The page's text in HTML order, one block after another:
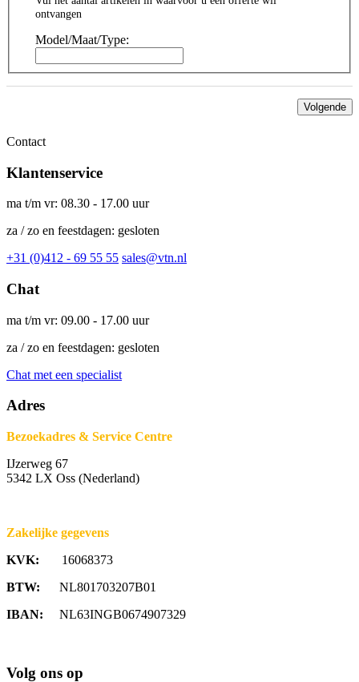
ontvangen
Model/Maat/Type:
Volgende
Contact
Klantenservice
ma t/m vr: 08.30 - 17.00 uur
za / zo en feestdagen: gesloten
+31 (0)412 - 69 55 55 sales@vtn.nl
Chat
ma t/m vr: 09.00 - 17.00 uur
za / zo en feestdagen: gesloten
Chat met een specialist
Adres
Bezoekadres & Service Centre
IJzerweg 67
5342 LX Oss (Nederland)
Zakelijke gegevens
KVK: 16068373
BTW: NL801703207B01
IBAN: NL63INGB0674907329
Volg ons op